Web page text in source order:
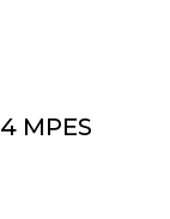
MPES